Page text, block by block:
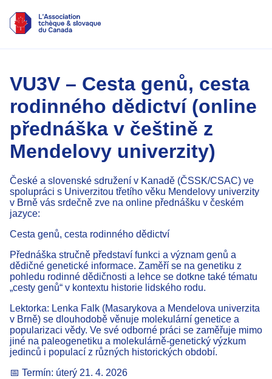
VU3V – Cesta genů, cesta
rodinného dědictví (online
přednáška v češtině z
Mendelovy univerzity)
České a slovenské sdružení v Kanadě (ČSSK/CSAC) ve
spolupráci s Univerzitou třetího věku Mendelovy univerzity
v Brně vás srdečně zve na online přednášku v českém
jazyce:
Cesta genů, cesta rodinného dědictví
Přednáška stručně představí funkci a význam genů a
dědičné genetické informace. Zaměří se na genetiku z
pohledu rodinné dědičnosti a lehce se dotkne také tématu
„cesty genů“ v kontextu historie lidského rodu.
Lektorka: Lenka Falk (Masarykova a Mendelova univerzita
v Brně) se dlouhodobě věnuje molekulární genetice a
popularizaci vědy. Ve své odborné práci se zaměřuje mimo
jiné na paleogenetiku a molekulárně-genetický výzkum
jedinců i populací z různých historických období.
📅 Termín: úterý 21. 4. 2026